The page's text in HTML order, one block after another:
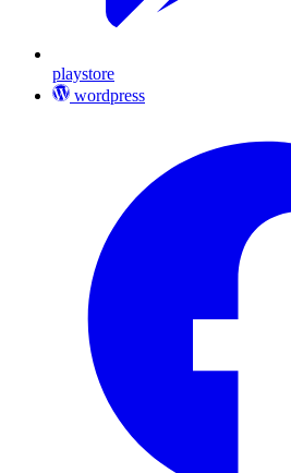
playstore
wordpress